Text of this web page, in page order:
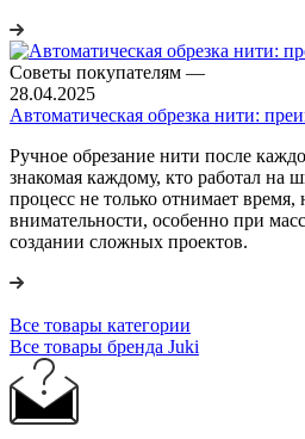
Советы покупателям —
28.04.2025
Автоматическая обрезка нити:
Ручное обрезание нити после
знакомая каждому, кто работал на
процесс не только отнимает время,
внимательности, особенно при
создании сложных проектов.
Все товары категории
Все товары бренда Juki